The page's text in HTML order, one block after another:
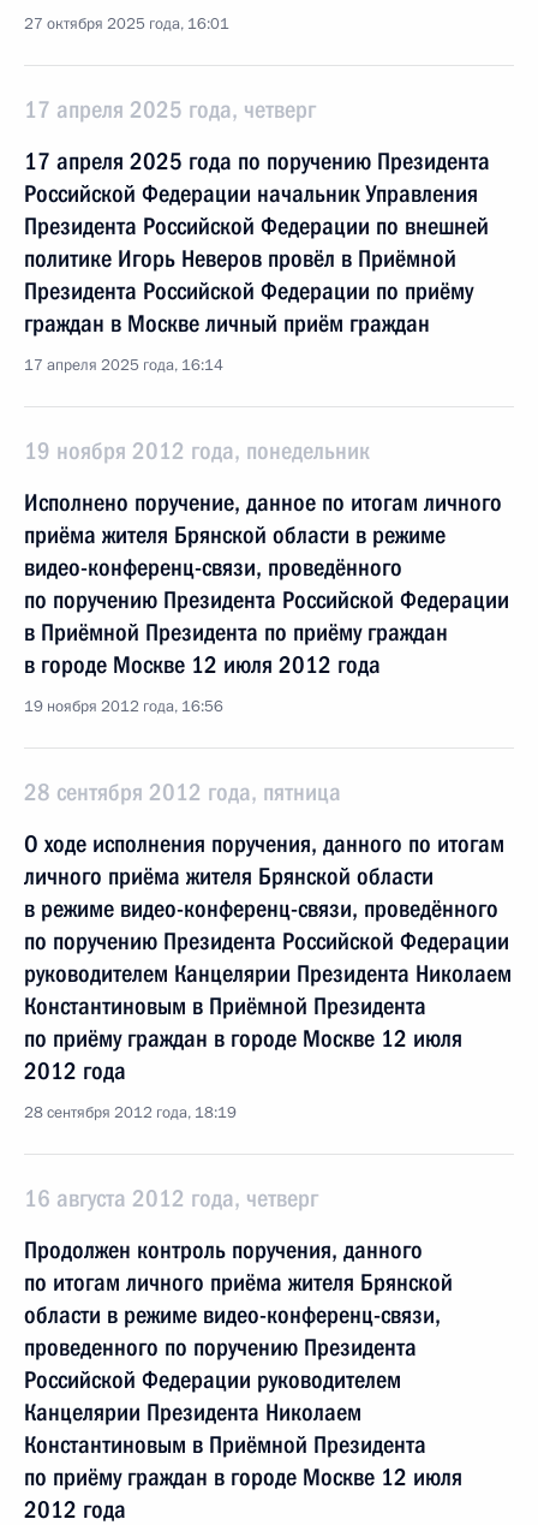
27 октября 2025 года, 16:01
17 апреля 2025 года, четверг
17 апреля 2025 года по поручению Президента
Российской Федерации начальник Управления
Президента Российской Федерации по внешней
политике Игорь Неверов провёл в Приёмной
Президента Российской Федерации по приёму
граждан в Москве личный приём граждан
17 апреля 2025 года, 16:14
19 ноября 2012 года, понедельник
Исполнено поручение, данное по итогам личного
приёма жителя Брянской области в режиме
видео-конференц-связи, проведённого
по поручению Президента Российской Федерации
в Приёмной Президента по приёму граждан
в городе Москве 12 июля 2012 года
19 ноября 2012 года, 16:56
28 сентября 2012 года, пятница
О ходе исполнения поручения, данного по итогам
личного приёма жителя Брянской области
в режиме видео-конференц-связи, проведённого
по поручению Президента Российской Федерации
руководителем Канцелярии Президента Николаем
Константиновым в Приёмной Президента
по приёму граждан в городе Москве 12 июля
2012 года
28 сентября 2012 года, 18:19
16 августа 2012 года, четверг
Продолжен контроль поручения, данного
по итогам личного приёма жителя Брянской
области в режиме видео-конференц-связи,
проведенного по поручению Президента
Российской Федерации руководителем
Канцелярии Президента Николаем
Константиновым в Приёмной Президента
по приёму граждан в городе Москве 12 июля
2012 года